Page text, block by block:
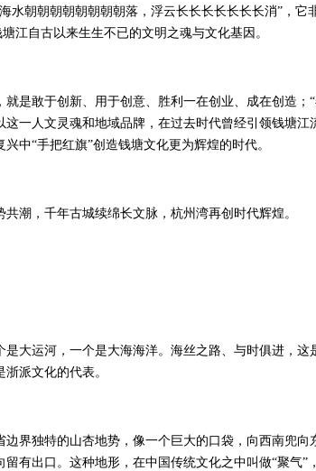
朝朝朝朝朝朝朝朝落，浮云长长长长长长长消”，它
江自古以来生生不已的文明之魂与文化基因。
敢于创新、用于创意、胜利一在创业、成在创造；“
一人文灵魂和地域品牌，在过去时代曾经引领钱塘江
中“手把红旗”创造钱塘文化更为辉煌的时代。
，千年古城续绵长文脉，杭州湾再创时代辉煌。
大运河，一个是大海海洋。海丝之路、与时俱进，这
派文化的代表。
独特的山杏地势，像一个巨大的口袋，向西南兜向
有出口。这种地形，在中国传统文化之中叫做“聚气”